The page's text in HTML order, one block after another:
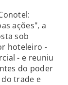
ações", a
sob
hoteleiro -
- e reuniu
do poder
trade e